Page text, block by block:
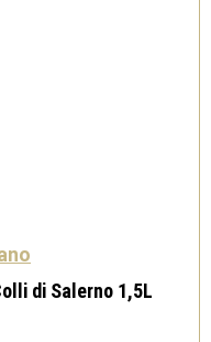
di Salerno 1,5L